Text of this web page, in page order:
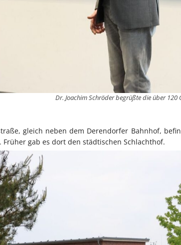
Dr. Joachim Schröder begrüßte die über 120
gleich neben dem Derendorfer Bahnhof,
Früher gab es dort den städtischen Schlachthof.